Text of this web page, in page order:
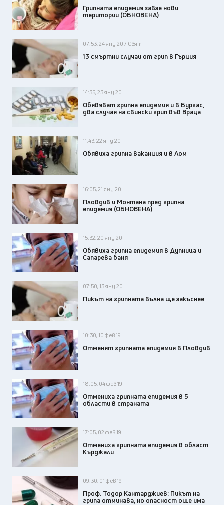
Грипната епидемия завзе нови
територии (ОБНОВЕНА)
07:53, 24 яну 20 / Свят
13 смъртни случаи от грип в Гърция
14:35, 23 яну 20
Обявяват грипна епидемия и в Бургас,
два случая на свински грип във Враца
11:43, 22 яну 20
Обявиха грипна ваканция и в Лом
16:05, 21 яну 20
Пловдив и Монтана пред грипна
епидемия (ОБНОВЕНА)
15:32, 20 яну 20
Обявиха грипна епидемия в Дупница и
Сапарева баня
07:50, 13 яну 20
Пикът на грипната вълна ще закъснее
10:30, 10 фев 19
Отменят грипната епидемия в Пловдив
18:05, 04 фев 19
Отмениха грипната епидемия в 5
области в страната
17:05, 02 фев 19
Отмениха грипната епидемия в област
Кърджали
09:30, 01 фев 19
Проф. Тодор Кaнтарджиев: Пикът на
грипа отминава, но опасност още има